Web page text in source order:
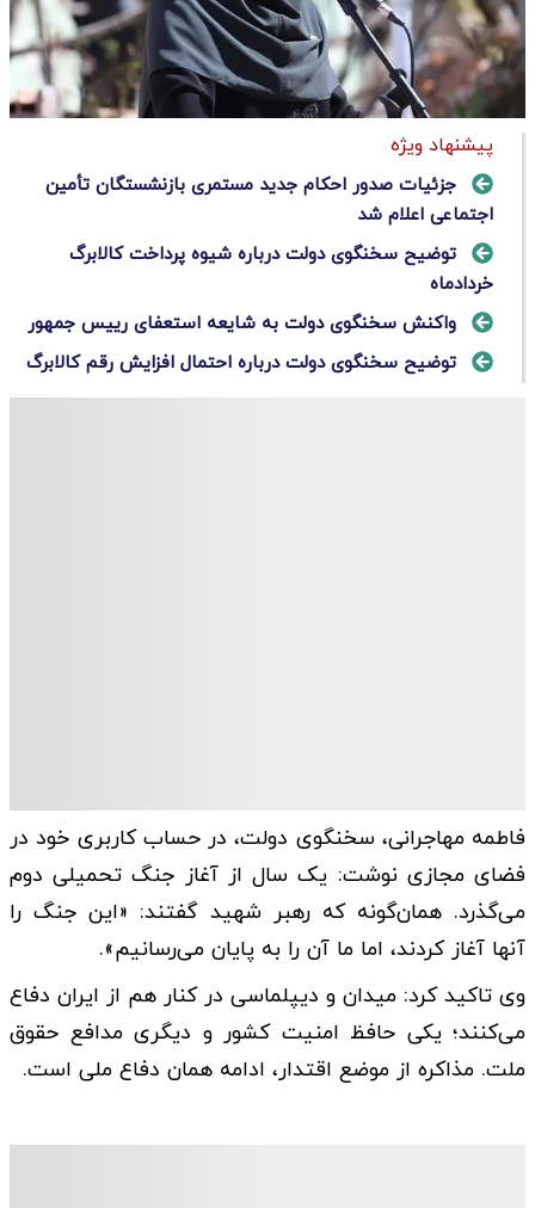
پیشنهاد ویژه
جزئیات صدور احکام جدید مستمری بازنشستگان تأمین
اجتماعی اعلام شد
توضیح سخنگوی دولت درباره شیوه پرداخت کالابرگ
خردادماه
واکنش سخنگوی دولت به شایعه استعفای رییس جمهور
توضیح سخنگوی دولت درباره احتمال افزایش رقم کالابرگ
فاطمه مهاجرانی، سخنگوی دولت، در حساب کاربری خود در
فضای مجازی نوشت: یک سال از آغاز جنگ تحمیلی دوم
می‌گذرد. همان‌گونه که رهبر شهید گفتند: «این جنگ را
آنها آغاز کردند، اما ما آن را به پایان می‌رسانیم».
وی تاکید کرد: ‌میدان و دیپلماسی در کنار هم از ایران دفاع
می‌کنند؛ یکی حافظ امنیت کشور و دیگری مدافع حقوق
ملت. مذاکره از موضع اقتدار، ادامه همان دفاع ملی است.